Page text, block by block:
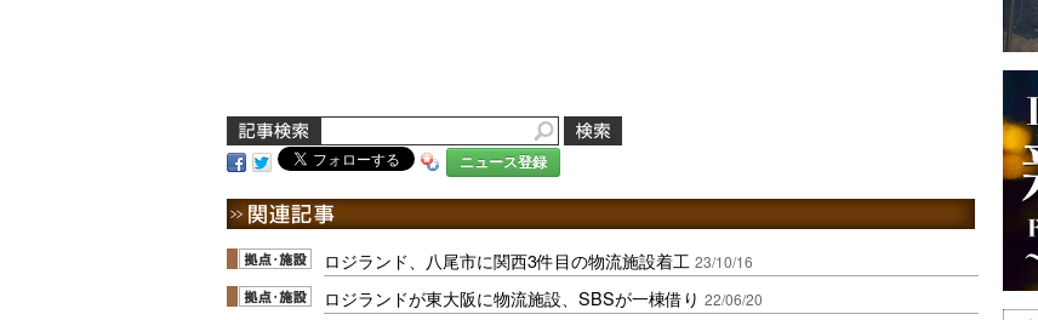
ニュース登録
ロジランド、八尾市に関西3件目の物流施設着工 23/10/16
ロジランドが東大阪に物流施設、SBSが一棟借り 22/06/20